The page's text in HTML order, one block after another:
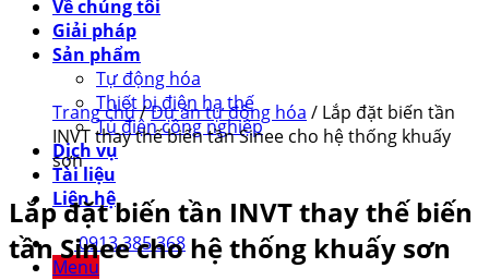
Về chúng tôi
Giải pháp
Sản phẩm
Tự động hóa
Thiết bị điện hạ thế
Tủ điện công nghiệp
Dịch vụ
Tài liệu
Liên hệ
0913.385.368
Menu
Trang chủ/Dự án tự động hóa / Lắp đặt biến tần
INVT thay thế biến tần Sinee cho hệ thống khuấy
sơn
Lắp đặt biến tần INVT thay thế biến
tần Sinee cho hệ thống khuấy sơn